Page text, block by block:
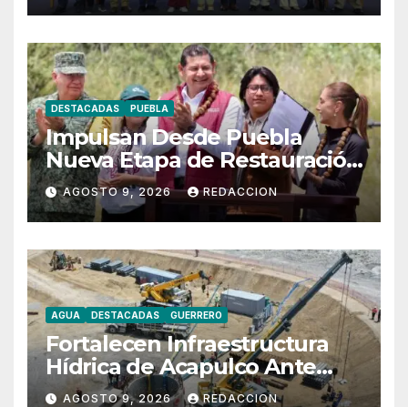
DESTACADAS PUEBLA
Impulsan Desde Puebla
Nueva Etapa de Restauración
Forestal en México
AGOSTO 9, 2026 REDACCION
AGUA DESTACADAS GUERRERO
Fortalecen Infraestructura
Hídrica de Acapulco Ante
Ciclones
AGOSTO 9, 2026 REDACCION